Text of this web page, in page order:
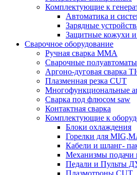
Комплектующие к
Автоматика и
Зарядные
Защитные кожухи
Сварочное оборудование
Ручная сварка MMA
Сварочные
Аргоно-дуговая сварка
Плазменная резка CUT
Многофункциональные
Сварка под флюсом saw
Контактная сварка
Комплектующие к
Блоки охлаждения
Горелки для
Кабели и шланг-
Механизмы подачи
Педали и Пульты
Плазмотроны CUT